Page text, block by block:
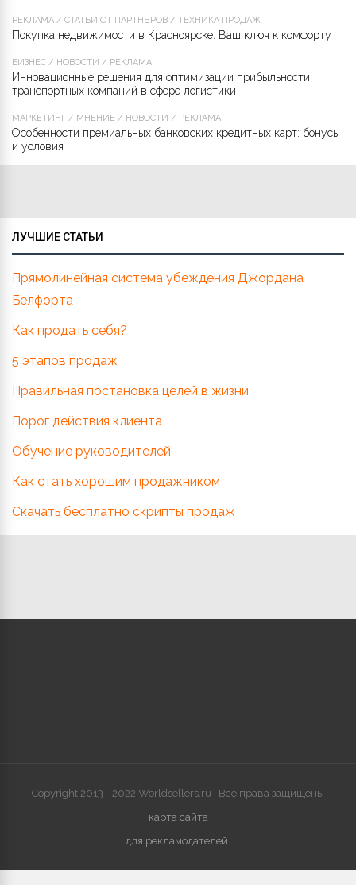
РЕКЛАМА / СТАТЬИ ОТ ПАРТНЁРОВ / ТЕХНИКА ПРОДАЖ
Покупка недвижимости в Красноярске: Ваш ключ к комфорту
БИЗНЕС / НОВОСТИ / РЕКЛАМА
Инновационные решения для оптимизации прибыльности
транспортных компаний в сфере логистики
МАРКЕТИНГ / МНЕНИЕ / НОВОСТИ / РЕКЛАМА
Особенности премиальных банковских кредитных карт: бонусы
и условия
ЛУЧШИЕ СТАТЬИ
Прямолинейная система убеждения Джордана
Белфорта
Как продать себя?
5 этапов продаж
Правильная постановка целей в жизни
Порог действия клиента
Обучение руководителей
Как стать хорошим продажником
Скачать бесплатно скрипты продаж
Copyright 2013 - 2022 Worldsellers.ru | Все права защищены
карта сайта
для рекламодателей